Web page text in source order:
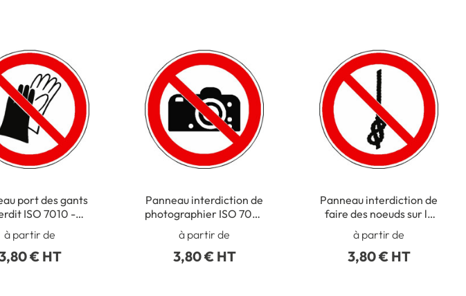
port des gants
ISO 7010 -
à partir de
€ HT
Panneau interdiction de
photographier ISO 7010
à partir de
3,80 € HT
Panneau interdiction de
faire des noeuds sur la
corde ISO 7010 - P030
à partir de
3,80 € HT